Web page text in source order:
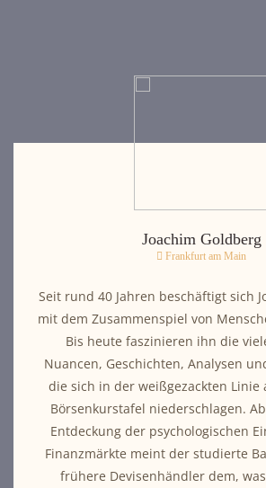
Joachim Goldberg
Frankfurt am Main
Seit rund 40 Jahren beschäftigt sich
mit dem Zusammenspiel von
Bis heute faszinieren ihn die
Nuancen, Geschichten, Analysen
die sich in der weißgezackten Linie
Börsenkurstafel niederschlagen.
Entdeckung der psychologischen
Finanzmärkte meint der studierte
frühere Devisenhändler dem,